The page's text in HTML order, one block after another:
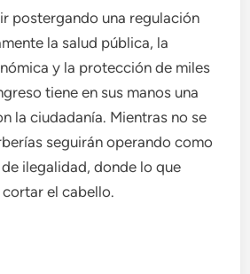
postergando una regulación
la salud pública, la
y la protección de miles
tiene en sus manos una
la ciudadanía. Mientras no se
seguirán operando como
ilegalidad, donde lo que
el cabello.